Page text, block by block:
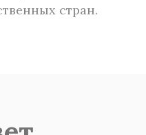
стран.